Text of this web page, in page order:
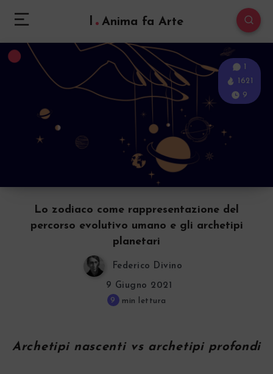
l Anima fa Arte
Lo zodiaco come rappresentazione del
percorso evolutivo umano e gli archetipi
planetari
1
1621
9
Federico Divino
9 Giugno 2021
9 min lettura
Archetipi nascenti vs archetipi profondi